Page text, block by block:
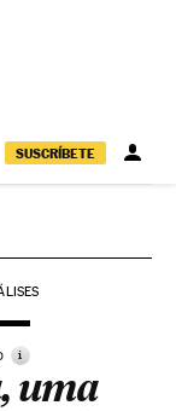
SUSCRÍBETE
i
uma